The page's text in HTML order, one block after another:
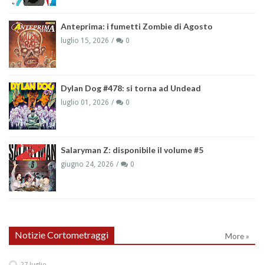
Anteprima: i fumetti Zombie di Agosto
luglio 15, 2026 0
Dylan Dog #478: si torna ad Undead
luglio 01, 2026 0
Salaryman Z: disponibile il volume #5
giugno 24, 2026 0
Notizie Cortometraggi More »